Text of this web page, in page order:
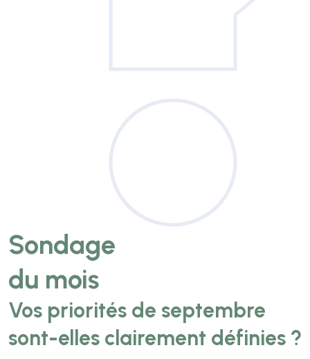
Sondage
du mois
Vos priorités de septembre
sont-elles clairement définies ?